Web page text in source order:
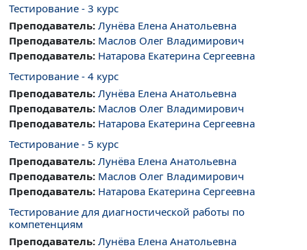
Тестирование - 3 курс
Преподаватель: Лунёва Елена Анатольевна
Преподаватель: Маслов Олег Владимирович
Преподаватель: Натарова Екатерина Сергеевна
Тестирование - 4 курс
Преподаватель: Лунёва Елена Анатольевна
Преподаватель: Маслов Олег Владимирович
Преподаватель: Натарова Екатерина Сергеевна
Тестирование - 5 курс
Преподаватель: Лунёва Елена Анатольевна
Преподаватель: Маслов Олег Владимирович
Преподаватель: Натарова Екатерина Сергеевна
Тестирование для диагностической работы по
компетенциям
Преподаватель: Лунёва Елена Анатольевна